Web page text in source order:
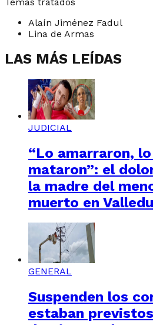
Alaín Jiménez Fadul
Lina de Armas
LAS MÁS LEÍDAS
JUDICIAL
“Lo amarraron,
mataron”: el
la madre del
muerto en
GENERAL
Suspenden los
estaban